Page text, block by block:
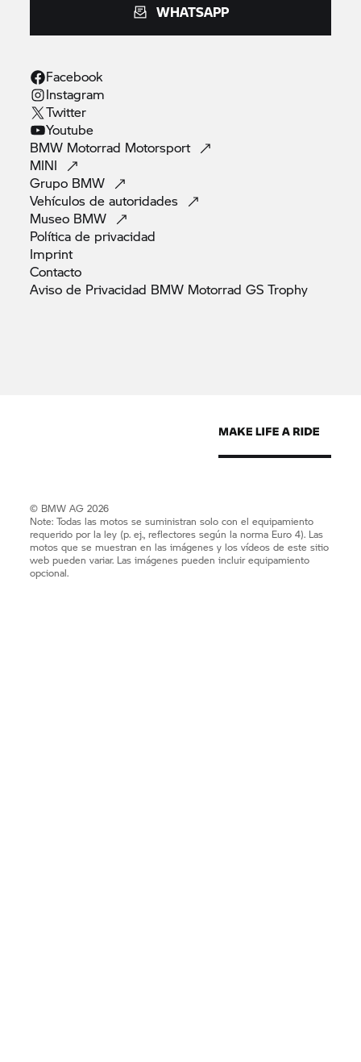
WHATSAPP
Facebook
Instagram
Twitter
Youtube
BMW Motorrad Motorsport
MINI
Grupo BMW
Vehículos deautoridades
Museo BMW
Política de privacidad
Imprint
Contacto
Aviso de Privacidad BMW Motorrad GSTrophy
© BMW AG 2026
Note: Todas las motos se suministran solo con el equipamiento
requerido por la ley (p. ej., reflectores según la norma Euro 4). Las
motos que se muestran en las imágenes y los vídeos de este sitio
web pueden variar. Las imágenes pueden incluir equipamiento
opcional.